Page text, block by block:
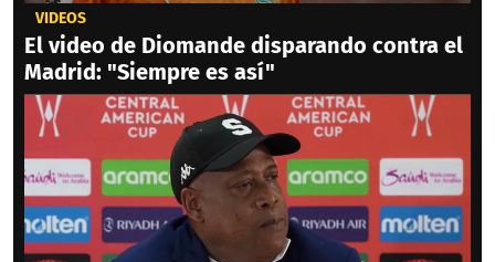
VIDEOS
El video de Diomande disparando contra el
Madrid: "Siempre es así"